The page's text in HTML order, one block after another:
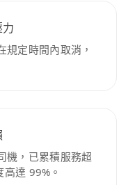
規定時間內取消，
機，已累積服務超
達 99%。